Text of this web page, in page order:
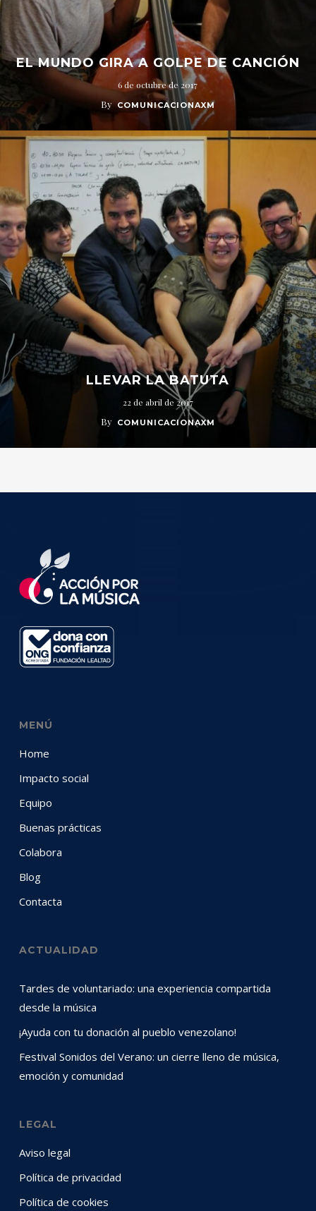
EL MUNDO GIRA A GOLPE DE CANCIÓN
6 de octubre de 2017
By COMUNICACIONAXM
LLEVAR LA BATUTA
22 de abril de 2017
By COMUNICACIONAXM
MENÚ
Home
Impacto social
Equipo
Buenas prácticas
Colabora
Blog
Contacta
ACTUALIDAD
Tardes de voluntariado: una experiencia compartida
desde la música
¡Ayuda con tu donación al pueblo venezolano!
Festival Sonidos del Verano: un cierre lleno de música,
emoción y comunidad
LEGAL
Aviso legal
Política de privacidad
Política de cookies